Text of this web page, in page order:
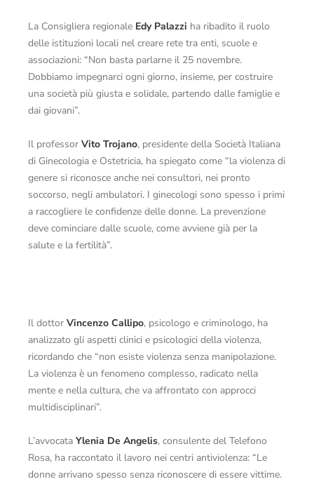
La Consigliera regionale Edy Palazzi ha ribadito il ruolo
delle istituzioni locali nel creare rete tra enti, scuole e
associazioni: “Non basta parlarne il 25 novembre.
Dobbiamo impegnarci ogni giorno, insieme, per costruire
una società più giusta e solidale, partendo dalle famiglie e
dai giovani”.
Il professor Vito Trojano, presidente della Società Italiana
di Ginecologia e Ostetricia, ha spiegato come “la violenza di
genere si riconosce anche nei consultori, nei pronto
soccorso, negli ambulatori. I ginecologi sono spesso i primi
a raccogliere le confidenze delle donne. La prevenzione
deve cominciare dalle scuole, come avviene già per la
salute e la fertilità”.
Il dottor Vincenzo Callipo, psicologo e criminologo, ha
analizzato gli aspetti clinici e psicologici della violenza,
ricordando che “non esiste violenza senza manipolazione.
La violenza è un fenomeno complesso, radicato nella
mente e nella cultura, che va affrontato con approcci
multidisciplinari”.
L’avvocata Ylenia De Angelis, consulente del Telefono
Rosa, ha raccontato il lavoro nei centri antiviolenza: “Le
donne arrivano spesso senza riconoscere di essere vittime.